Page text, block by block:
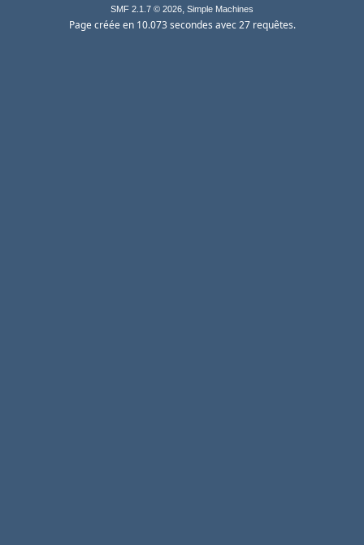
SMF 2.1.7 © 2026, Simple Machines
Page créée en 10.073 secondes avec 27 requêtes.